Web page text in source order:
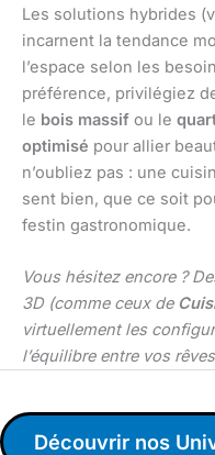
Les solutions hybrides
incarnent la tendance
l’espace selon les
préférence, privilégiez
le bois massif ou le
optimisé pour allier
n’oubliez pas : une
sent bien, que ce soit
festin gastronomique.
Vous hésitez encore ?
3D (comme ceux de
virtuellement les
l’équilibre entre vos
Découvrir nos